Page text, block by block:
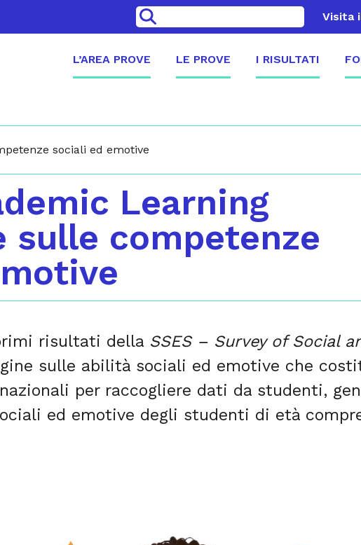
> Visita
L’AREA PROVE LE PROVE I RISULTATI
sociali ed emotive
Learning
sulle competenze
risultati della SSES – Survey of Social
sulle abilità sociali ed emotive che
per raccogliere dati da studenti,
ed emotive degli studenti di età